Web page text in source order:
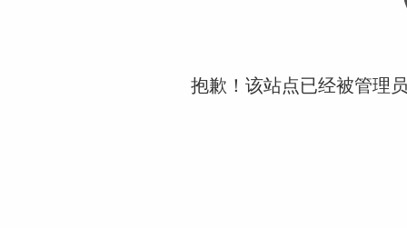
抱歉！该站点已经被管理